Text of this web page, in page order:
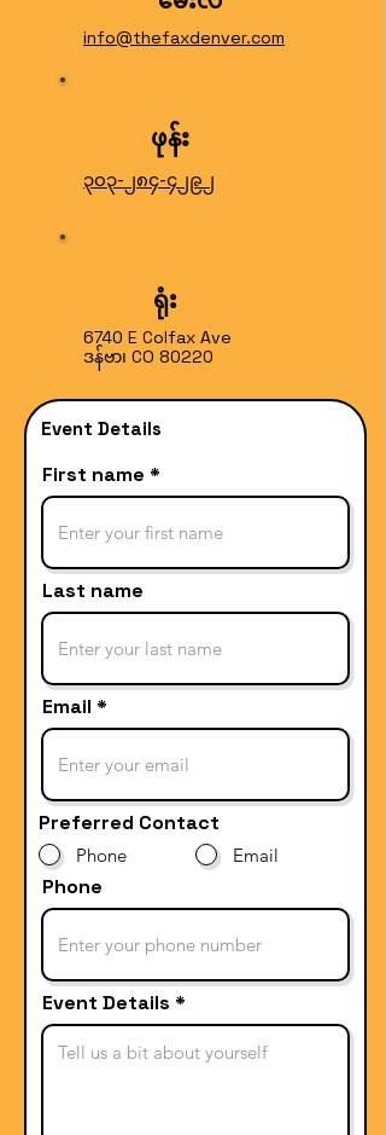
info@thefaxdenver.com
ဖုန်း
၃၀၃-၂၈၄-၄၂၉၂
ရုံး
6740 E Colfax Ave
ဒန်ဗာ၊ CO 80220
Event Details
First name
Last name
Email
Preferred Contact
Phone Email
Phone
Event Details